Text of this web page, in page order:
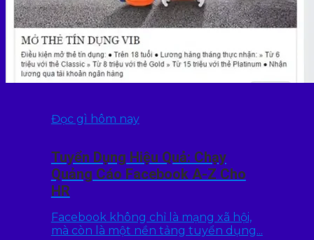
Đọc gì hôm nay
Tuyển Dụng Hiệu Quả: Chạy
Quảng Cáo Facebook A-Z Cho
HR
Facebook không chỉ là mạng xã hội,
mà còn là một nền tảng tuyển dụng...